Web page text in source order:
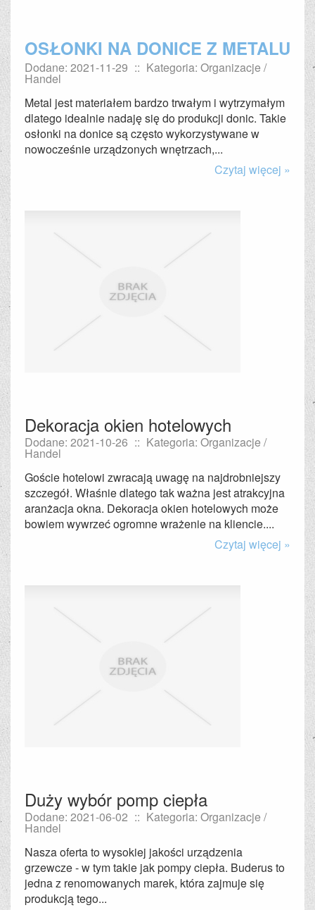
OSŁONKI NA DONICE Z METALU
Dodane: 2021-11-29 :: Kategoria: Organizacje /
Handel
Metal jest materiałem bardzo trwałym i wytrzymałym
dlatego idealnie nadaję się do produkcji donic. Takie
osłonki na donice są często wykorzystywane w
nowocześnie urządzonych wnętrzach,...
Czytaj więcej »
Dekoracja okien hotelowych
Dodane: 2021-10-26 :: Kategoria: Organizacje /
Handel
Goście hotelowi zwracają uwagę na najdrobniejszy
szczegół. Właśnie dlatego tak ważna jest atrakcyjna
aranżacja okna. Dekoracja okien hotelowych może
bowiem wywrzeć ogromne wrażenie na kliencie....
Czytaj więcej »
Duży wybór pomp ciepła
Dodane: 2021-06-02 :: Kategoria: Organizacje /
Handel
Nasza oferta to wysokiej jakości urządzenia
grzewcze - w tym takie jak pompy ciepła. Buderus to
jedna z renomowanych marek, która zajmuje się
produkcją tego...